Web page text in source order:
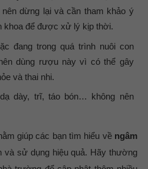
dừng lại và cần tham khảo ý
khoa để được xử lý kịp thời.
đang trong quá trình nuôi con
dùng rượu này vì có thể gây
và thai nhi.
dày, trĩ, táo bón… không nên
giúp các bạn tìm hiểu về ngâm
và sử dụng hiệu quả. Hãy thường